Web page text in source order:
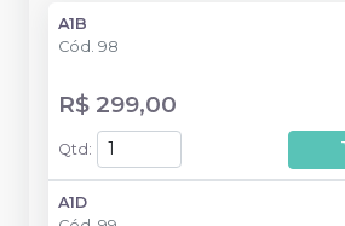
A1B
Cód. 98
R$ 299,00
Qtd :
A1D